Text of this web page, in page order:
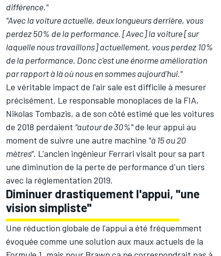
différence."
"Avec la voiture actuelle, deux longueurs derrière, vous
perdez 50% de la performance. [Avec] la voiture [sur
laquelle nous travaillons] actuellement, vous perdez 10%
de la performance. Donc c'est une énorme amélioration
par rapport à là où nous en sommes aujourd'hui."
Le véritable impact de l'air sale est difficile à mesurer
précisément. Le responsable monoplaces de la FIA,
Nikolas Tombazis, a de son côté estimé que les voitures
de 2018 perdaient "autour de 30%"de leur appui au
moment de suivre une autre machine "à 15 ou 20
mètres". L'ancien ingénieur Ferrari visait pour sa part
une diminution de la perte de performance d'un tiers
avec la réglementation 2019.
Diminuer drastiquement l'appui, "une
vision simpliste"
Une réduction globale de l'appui a été fréquemment
évoquée comme une solution aux maux actuels de la